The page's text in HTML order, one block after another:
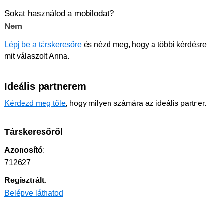
Sokat használod a mobilodat?
Nem
Lépj be a társkeresőre és nézd meg, hogy a többi kérdésre
mit válaszolt Anna.
Ideális partnerem
Kérdezd meg tőle, hogy milyen számára az ideális partner.
Társkeresőről
Azonosító:
712627
Regisztrált:
Belépve láthatod